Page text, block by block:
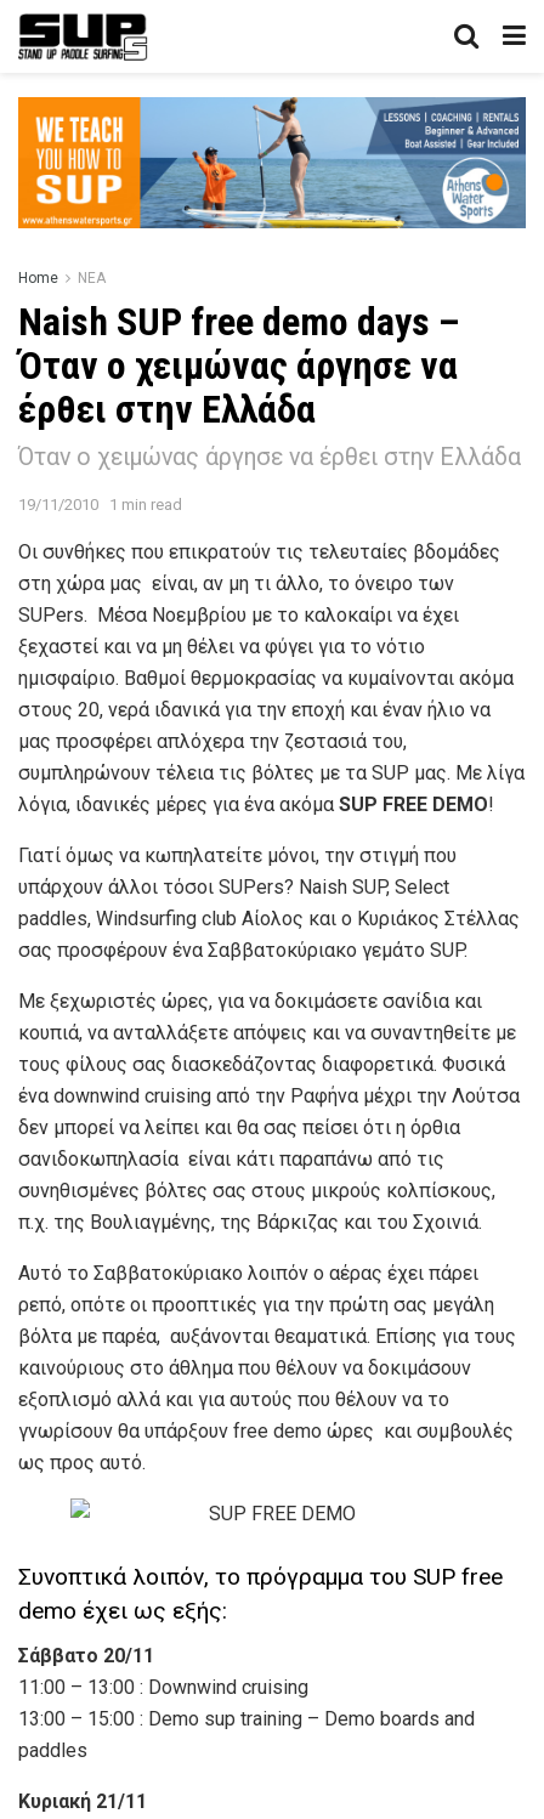
Home ΝΕΑ
Naish SUP free demo days –
Όταν ο χειμώνας άργησε να
έρθει στην Ελλάδα
Όταν ο χειμώνας άργησε να έρθει στην Ελλάδα
19/11/2010 1 min read
Οι συνθήκες που επικρατούν τις τελευταίες βδομάδες
στη χώρα μας είναι, αν μη τι άλλο, το όνειρο των
SUPers. Μέσα Νοεμβρίου με το καλοκαίρι να έχει
ξεχαστεί και να μη θέλει να φύγει για το νότιο
ημισφαίριο. Βαθμοί θερμοκρασίας να κυμαίνονται ακόμα
στους 20, νερά ιδανικά για την εποχή και έναν ήλιο να
μας προσφέρει απλόχερα την ζεστασιά του,
συμπληρώνουν τέλεια τις βόλτες με τα SUP μας. Με λίγα
λόγια, ιδανικές μέρες για ένα ακόμα SUP FREE DEMO!
Γιατί όμως να κωπηλατείτε μόνοι, την στιγμή που
υπάρχουν άλλοι τόσοι SUPers? Naish SUP, Select
paddles, Windsurfing club Αίολος και ο Κυριάκος Στέλλας
σας προσφέρουν ένα Σαββατοκύριακο γεμάτο SUP.
Με ξεχωριστές ώρες, για να δοκιμάσετε σανίδια και
κουπιά, να ανταλλάξετε απόψεις και να συναντηθείτε με
τους φίλους σας διασκεδάζοντας διαφορετικά. Φυσικά
ένα downwind cruising από την Ραφήνα μέχρι την Λούτσα
δεν μπορεί να λείπει και θα σας πείσει ότι η όρθια
σανιδοκωπηλασία είναι κάτι παραπάνω από τις
συνηθισμένες βόλτες σας στους μικρούς κολπίσκους,
π.χ. της Βουλιαγμένης, της Βάρκιζας και του Σχοινιά.
Αυτό το Σαββατοκύριακο λοιπόν ο αέρας έχει πάρει
ρεπό, οπότε οι προοπτικές για την πρώτη σας μεγάλη
βόλτα με παρέα, αυξάνονται θεαματικά. Επίσης για τους
καινούριους στο άθλημα που θέλουν να δοκιμάσουν
εξοπλισμό αλλά και για αυτούς που θέλουν να το
γνωρίσουν θα υπάρξουν free demo ώρες και συμβουλές
ως προς αυτό.
Συνοπτικά λοιπόν, το πρόγραμμα του SUP free
demo έχει ως εξής:
Σάββατο 20/11
11:00 – 13:00 : Downwind cruising
13:00 – 15:00 : Demo sup training – Demo boards and
paddles
Κυριακή 21/11